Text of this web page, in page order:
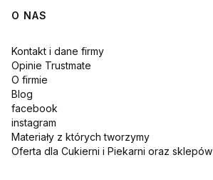
O NAS
Kontakt i dane firmy
Opinie Trustmate
O firmie
Blog
facebook
instagram
Materiały z których tworzymy
Oferta dla Cukierni i Piekarni oraz sklepów